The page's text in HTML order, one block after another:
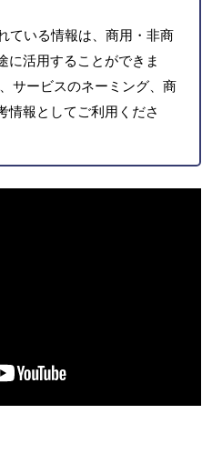
ている情報は、商用・非商
に活用することができま
サービスのネーミング、商
情報としてご利用くださ